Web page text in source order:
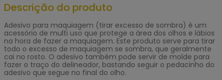
Descrição do produto
Adesivo para maquiagem (tirar excesso de sombra) é um
acessório de multi uso que protege a área dos olhos e lábios
na hora de fazer a maquiagem. Este produto serve para tirar
todo o excesso de maquiagem se sombra, que geralmente
cai no rosto. O adesivo também pode servir de molde para
fazer o traço do delineador, bastando seguir o pedacinho do
adesivo que segue no final do olho.